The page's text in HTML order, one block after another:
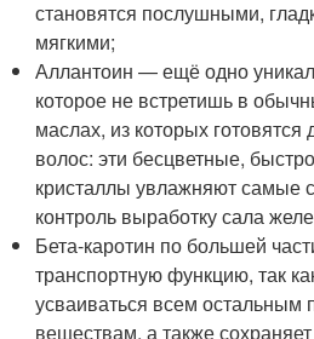
становятся послушными,
мягкими;
Аллантоин — ещё одно
которое не встретишь в
маслах, из которых
волос: эти бесцветные,
кристаллы увлажняют самые
контроль выработку сала
Бета-каротин по большей
транспортную функцию, так
усваиваться всем
веществам, а также